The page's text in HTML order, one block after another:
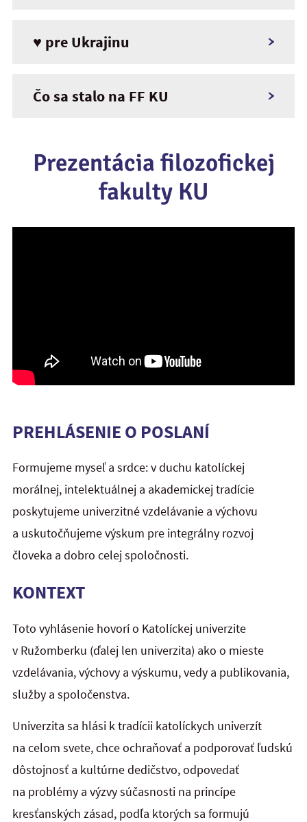
♥ pre Ukrajinu
Čo sa stalo na FF KU
Prezentácia filozofickej
fakulty KU
PREHLÁSENIE O POSLANÍ
Formujeme myseľ a srdce: v duchu katolíckej
morálnej, intelektuálnej a akademickej tradície
poskytujeme univerzitné vzdelávanie a výchovu
a uskutočňujeme výskum pre integrálny rozvoj
človeka a dobro celej spoločnosti.
KONTEXT
Toto vyhlásenie hovorí o Katolíckej univerzite
v Ružomberku (ďalej len univerzita) ako o mieste
vzdelávania, výchovy a výskumu, vedy a publikovania,
služby a spoločenstva.
Univerzita sa hlási k tradícii katolíckych univerzít
na celom svete, chce ochraňovať a podporovať ľudskú
dôstojnosť a kultúrne dedičstvo, odpovedať
na problémy a výzvy súčasnosti na princípe
kresťanských zásad, podľa ktorých sa formujú